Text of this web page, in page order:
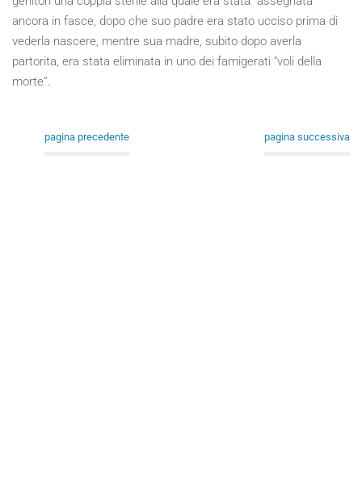
ancora in fasce, dopo che suo padre era stato ucciso prima di
vederla nascere, mentre sua madre, subito dopo averla
partorita, era stata eliminata in uno dei famigerati “voli della
morte”.
pagina precedente pagina successiva